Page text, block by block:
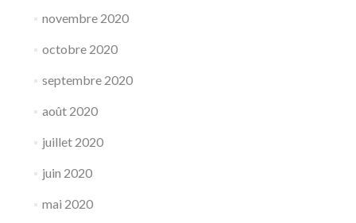
novembre 2020
octobre 2020
septembre 2020
août 2020
juillet 2020
juin 2020
mai 2020